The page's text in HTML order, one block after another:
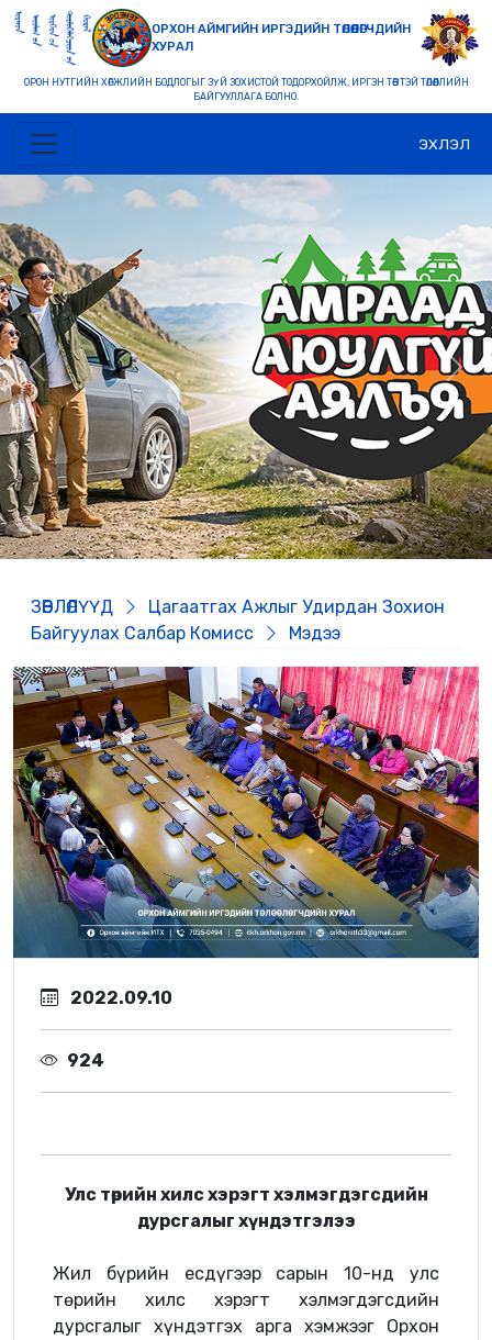
ОРХОН АЙМГИЙН ИРГЭДИЙН ТӨЛӨӨЛӨГЧДИЙН
ХУРАЛ
ОРОН НУТГИЙН ХӨГЖЛИЙН БОДЛОГЫГ ЗҮЙ ЗОХИСТОЙ ТОДОРХОЙЛЖ, ИРГЭН ТӨВТЭЙ ТӨЛӨӨЛЛИЙН
БАЙГУУЛЛАГА БОЛНО.
ЭХЛЭЛ
Previous Next
ЗӨВЛӨЛҮҮД
Цагаатгах Ажлыг Удирдан Зохион
Байгуулах Салбар Комисс
Мэдээ
2022.09.10
924
Улс төрийн хилс хэрэгт хэлмэгдэгсдийн
дурсгалыг хүндэтгэлээ
Жил бүрийн есдүгээр сарын 10-нд улс
төрийн хилс хэрэгт хэлмэгдэгсдийн
дурсгалыг хүндэтгэх арга хэмжээг Орхон